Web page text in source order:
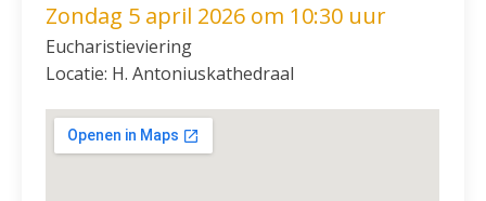
Zondag 5 april 2026 om 10:30 uur
Eucharistieviering
Locatie: H. Antoniuskathedraal